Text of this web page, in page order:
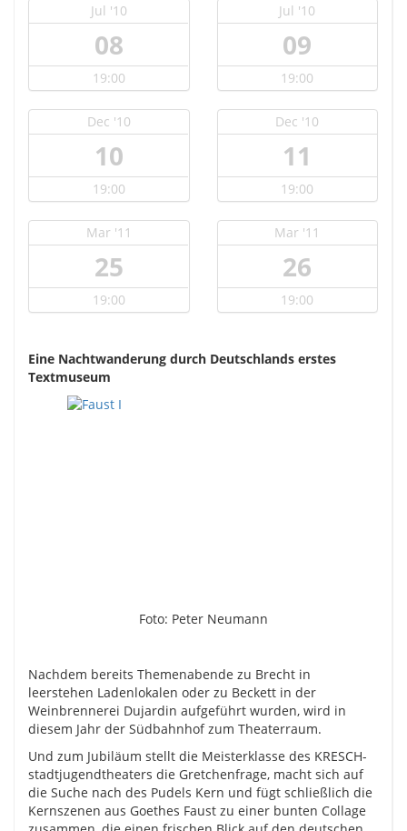
Jul '10
08
19:00
Jul '10
09
19:00
Dec '10
10
19:00
Dec '10
11
19:00
Mar '11
25
19:00
Mar '11
26
19:00
Eine Nachtwanderung durch Deutschlands erstes
Textmuseum
Foto: Peter Neumann
Nachdem bereits Themenabende zu Brecht in
leerstehen Ladenlokalen oder zu Beckett in der
Weinbrennerei Dujardin aufgeführt wurden, wird in
diesem Jahr der Südbahnhof zum Theaterraum.
Und zum Jubiläum stellt die Meisterklasse des KRESCH-
stadtjugendtheaters die Gretchenfrage, macht sich auf
die Suche nach des Pudels Kern und fügt schließlich die
Kernszenen aus Goethes Faust zu einer bunten Collage